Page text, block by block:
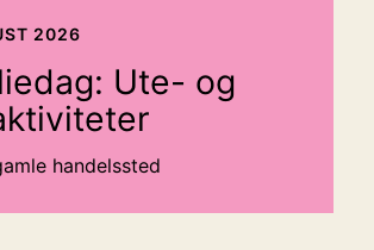
2026
Ute- og
handelssted